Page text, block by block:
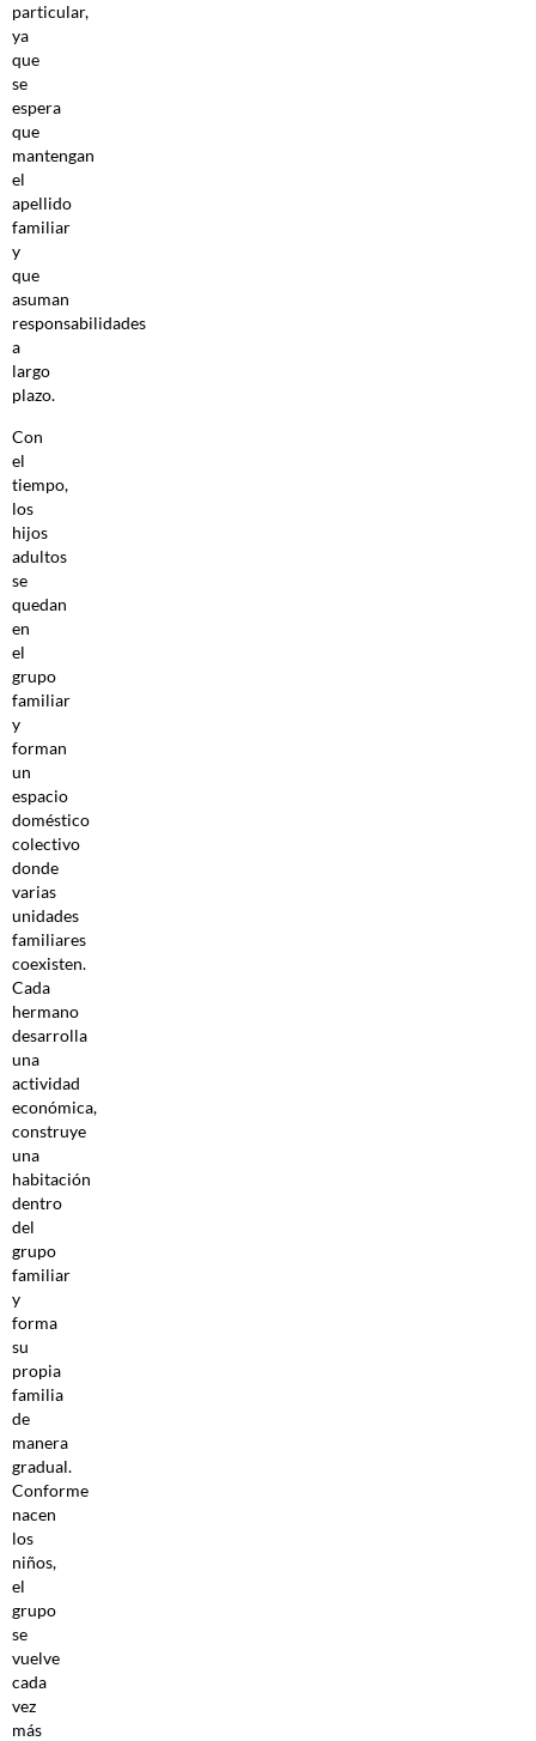
particular,
ya
que
se
espera
que
mantengan
el
apellido
familiar
y
que
asuman
responsabilidades
a
largo
plazo.
Con
el
tiempo,
los
hijos
adultos
se
quedan
en
el
grupo
familiar
y
forman
un
espacio
doméstico
colectivo
donde
varias
unidades
familiares
coexisten.
Cada
hermano
desarrolla
una
actividad
económica,
construye
una
habitación
dentro
del
grupo
familiar
y
forma
su
propia
familia
de
manera
gradual.
Conforme
nacen
los
niños,
el
grupo
se
vuelve
cada
vez
más